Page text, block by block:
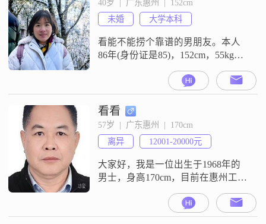
40岁  |  广东惠州  |  152cm
未婚
大学本科
看能不能捞个靠谱的男朋友。本人
86年(身份证是85)，152cm，55kg。
直在广州工作生活，今年才到惠
州，私立中学老师。人品好，三观
正，乐天有主见，偶尔腹黑但善
良。会摄影，善词藻，喜欢诗和远
方，也懂眼前的苟且。灵魂有趣，
奈何皮囊普通。好在内心强大，萌
妹与御姐并存，非常人能镇得住。
单身原因
看看
57岁  |  广东惠州  |  170cm
离异
12001-20000元
大家好，我是一位出生于1968年的
男士，身高170cm，目前在惠州工作
20000元之间，拥有大学本科学历
##3002##在性格方面，我自认为是